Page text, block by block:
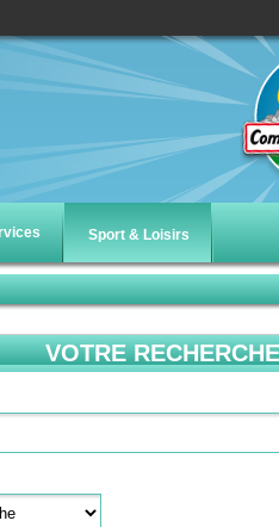
Sport & Loisirs
VOTRE RECHERCHE